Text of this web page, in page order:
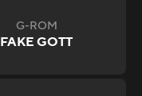
G-ROM
FAKE GOTT